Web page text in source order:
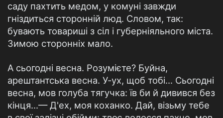
саду пахтить медом, у комуні завжди
гніздиться сторонній люд. Словом, так:
бувають товариші з сіл і губерніяльного міста.
Зимою сторонніх мало.
А сьогодні весна. Розумієте? Буйна,
арештантська весна. У-ух, щоб тобі... Сьогодні
весна, мов голуба тягучка: їв би й дивився без
кінця...— Д'ех, моя коханко. Дай, візьму тебе